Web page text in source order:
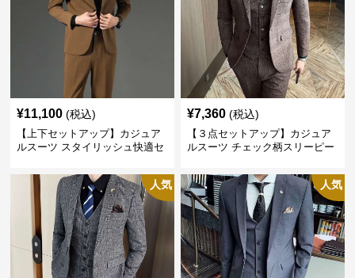
¥11,100 (税込)
【上下セットアップ】カジュア
ルスーツ スタイリッシュ快適セ
¥7,360 (税込)
【３点セットアップ】カジュア
ルスーツ チェック柄スリーピー
人気 人気